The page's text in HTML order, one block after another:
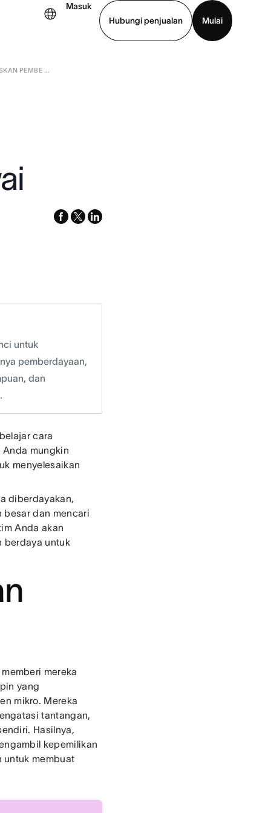
Masuk
Hubungi penjualan
Mulai
demo Unduh aplikasi
PEMBE ...
facebook
x-
linkedin
untuk
pemberdayaan,
dan
cara
Anda mungkin
menyelesaikan
diberdayakan,
besar dan mencari
Anda akan
berdaya untuk
mereka
yang
mikro. Mereka
tantangan,
Hasilnya,
kepemilikan
untuk membuat